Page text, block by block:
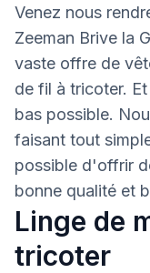
Venez nous
Zeeman Brive la
vaste offre de
de fil à tricoter.
bas possible.
faisant tout
possible d'offrir
bonne qualité et
Linge de
tricoter